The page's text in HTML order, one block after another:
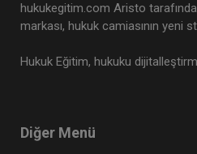
hukukegitim.com Aristo
markası, hukuk camiasının yeni
Hukuk Eğitim, hukuku
Diğer Menü